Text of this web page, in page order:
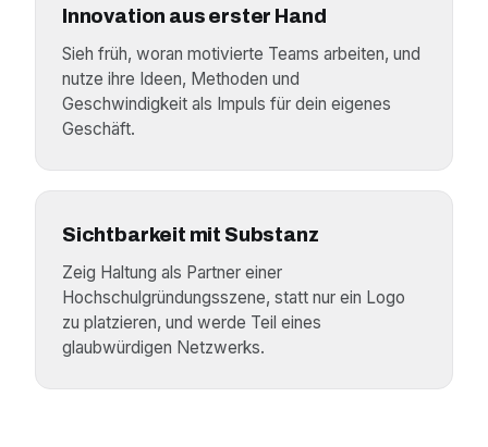
Innovation aus erster Hand
Sieh früh, woran motivierte Teams arbeiten, und
nutze ihre Ideen, Methoden und
Geschwindigkeit als Impuls für dein eigenes
Geschäft.
Sichtbarkeit mit Substanz
Zeig Haltung als Partner einer
Hochschulgründungsszene, statt nur ein Logo
zu platzieren, und werde Teil eines
glaubwürdigen Netzwerks.